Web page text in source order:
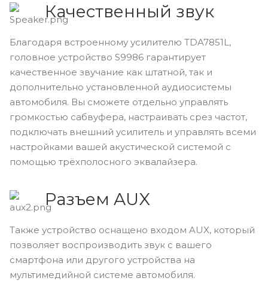
Качественный звук
Благодаря встроенному усилителю TDA7851L,
головное устройство S9986 гарантирует
качественное звучание как штатной, так и
дополнительно установленной аудиосистемы
автомобиля. Вы сможете отдельно управлять
громкостью сабвуфера, настраивать срез частот,
подключать внешний усилитель и управлять всеми
настройками вашей акустической системой с
помощью трёхполосного эквалайзера.
Разъем AUX
Также устройство оснащено входом AUX, который
позволяет воспроизводить звук с вашего
смартфона или другого устройства на
мультимедийной системе автомобиля.